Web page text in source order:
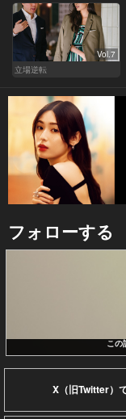
Vol.7
立場逆転
フォローする
この
X（旧Twitter）